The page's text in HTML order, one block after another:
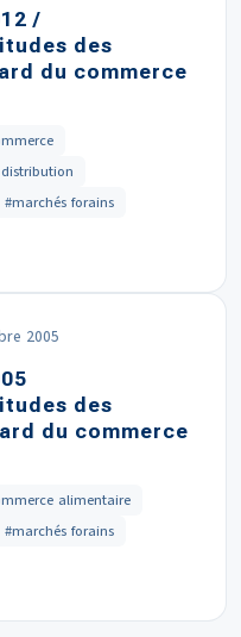
/
des
du commerce
#marchés forains
2005
des
du commerce
alimentaire
#marchés forains